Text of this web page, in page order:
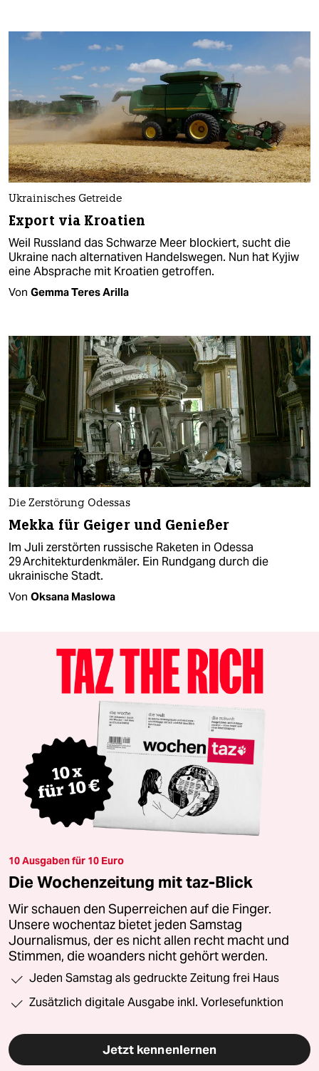
Ukrainisches Getreide
Export via Kroatien
Weil Russland das Schwarze Meer blockiert, sucht die
Ukraine nach alternativen Handelswegen. Nun hat Kyjiw
eine Absprache mit Kroatien getroffen.
Von Gemma Teres Arilla
Die Zerstörung Odessas
Mekka für Geiger und Genießer
Im Juli zerstörten russische Raketen in Odessa
29 Architektur­denkmäler. Ein Rundgang durch die
ukrainische Stadt.
Von Oksana Maslowa
10 Ausgaben für 10 Euro
Die Wochenzeitung mit taz-Blick
Wir schauen den Superreichen auf die Finger.
Unsere wochentaz bietet jeden Samstag
Journalismus, der es nicht allen recht macht und
Stimmen, die woanders nicht gehört werden.
Jeden Samstag als gedruckte Zeitung frei Haus
Zusätzlich digitale Ausgabe inkl. Vorlesefunktion
Jetzt kennenlernen